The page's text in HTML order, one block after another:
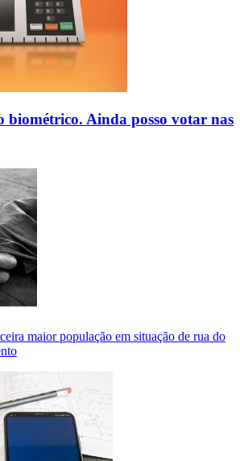
biométrico. Ainda posso votar nas
maior população em situação de rua do